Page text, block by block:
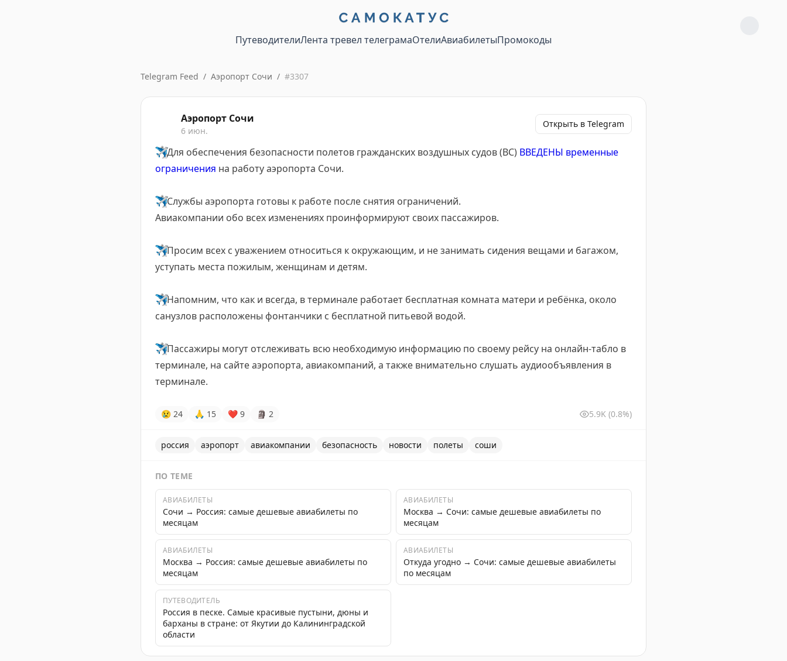
ПутеводителиЛента тревел телеграмаОтелиАвиабилетыПромокоды
Telegram Feed / Аэропорт Сочи / #3307
Аэропорт Сочи
6 июн.
Открыть в Telegram
✈️Для обеспечения безопасности полетов гражданских воздушных судов (ВС) ВВЕДЕНЫ временные
ограничения на работу аэропорта Сочи.
✈️Службы аэропорта готовы к работе после снятия ограничений.
Авиакомпании обо всех изменениях проинформируют своих пассажиров.
✈️Просим всех с уважением относиться к окружающим, и не занимать сидения вещами и багажом,
уступать места пожилым, женщинам и детям.
✈️Напомним, что как и всегда, в терминале работает бесплатная комната матери и ребёнка, около
санузлов расположены фонтанчики с бесплатной питьевой водой.
✈️Пассажиры могут отслеживать всю необходимую информацию по своему рейсу на онлайн-табло в
терминале, на сайте аэропорта, авиакомпаний, а также внимательно слушать аудиообъявления в
терминале.
😢 24 🙏 15 ❤ 9 🗿 2 5.9K (0.8%)
россия аэропорт авиакомпании безопасность новости полеты соши
ПО ТЕМЕ
АВИАБИЛЕТЫ
Сочи → Россия: самые дешевые авиабилеты по
месяцам
АВИАБИЛЕТЫ
Москва → Сочи: самые дешевые авиабилеты по
месяцам
АВИАБИЛЕТЫ
Москва → Россия: самые дешевые авиабилеты по
месяцам
АВИАБИЛЕТЫ
Откуда угодно → Сочи: самые дешевые авиабилеты
по месяцам
ПУТЕВОДИТЕЛЬ
Россия в песке. Самые красивые пустыни, дюны и
барханы в стране: от Якутии до Калининградской
области